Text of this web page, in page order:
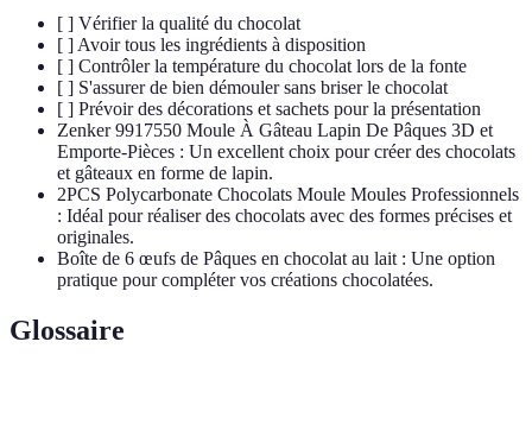
[ ] Vérifier la qualité du chocolat
[ ] Avoir tous les ingrédients à disposition
[ ] Contrôler la température du chocolat lors de la fonte
[ ] S'assurer de bien démouler sans briser le chocolat
[ ] Prévoir des décorations et sachets pour la présentation
Zenker 9917550 Moule À Gâteau Lapin De Pâques 3D et
Emporte-Pièces : Un excellent choix pour créer des chocolats
et gâteaux en forme de lapin.
2PCS Polycarbonate Chocolats Moule Moules Professionnels
: Idéal pour réaliser des chocolats avec des formes précises et
originales.
Boîte de 6 œufs de Pâques en chocolat au lait : Une option
pratique pour compléter vos créations chocolatées.
Glossaire